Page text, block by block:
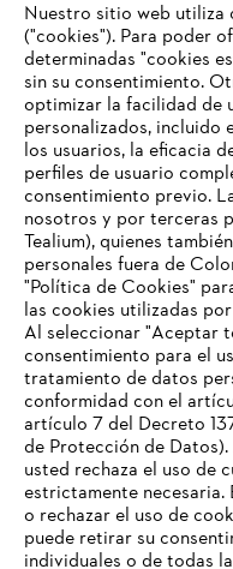
Nuestra empresa
Preguntas
Contacto
TU
COMPATIBLE
El navegador que estás
nuestra página web.
contenido, utiliza uno de
Nuestro sitio web utiliza
("cookies"). Para poder
determinadas "cookies
sin su consentimiento.
optimizar la facilidad de
personalizados, incluido
los usuarios, la eficacia
perfiles de usuario
consentimiento previo.
nosotros y por terceras
Tealium), quienes
personales fuera de
"Política de Cookies"
las cookies utilizadas
Al seleccionar "Aceptar
consentimiento para el
tratamiento de datos
conformidad con el
artículo 7 del Decreto
de Protección de
usted rechaza el uso de
estrictamente necesaria.
o rechazar el uso de
puede retirar su
individuales o de todas